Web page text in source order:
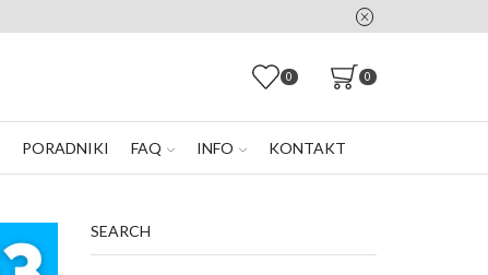
0 0
PORADNIKI FAQ INFO KONTAKT
SEARCH